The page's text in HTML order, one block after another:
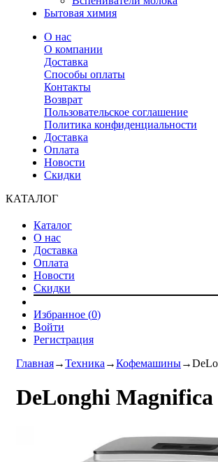
Бытовая химия
О нас
О компании
Доставка
Способы оплаты
Контакты
Возврат
Пользовательское соглашение
Политика конфиденциальности
Доставка
Оплата
Новости
Скидки
КАТАЛОГ
Каталог
О нас
Доставка
Оплата
Новости
Скидки
Избранное (0)
Войти
Регистрация
Главная→Техника →Кофемашины→
DeLonghi Magnifica